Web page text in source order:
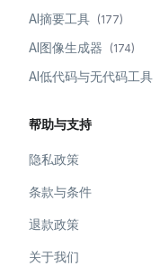
AI摘要工具 (177)
AI图像生成器 (174)
AI低代码与无代码工具
帮助与支持
隐私政策
条款与条件
退款政策
关于我们